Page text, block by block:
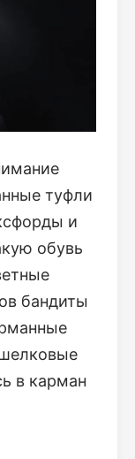
туфли
и
обувь
бандиты
в карман